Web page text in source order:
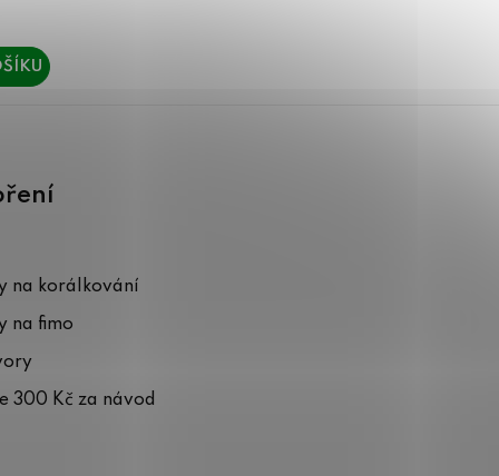
na korálkování
na fimo
300 Kč za návod